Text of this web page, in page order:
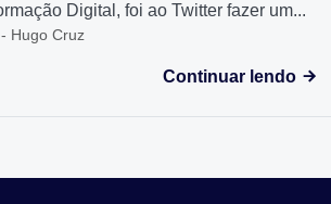
Digital, foi ao Twitter fazer um...
Hugo Cruz
Continuar lendo